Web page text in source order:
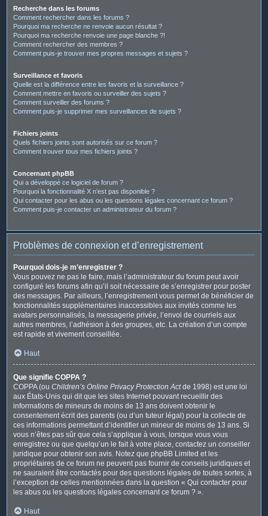
Recherche dans les forums
Comment rechercher dans les forums ?
Pourquoi ma recherche ne renvoie aucun résultat ?
Pourquoi ma recherche renvoie une page blanche ?!
Comment rechercher des membres ?
Comment puis-je trouver mes propres messages et sujets ?
Surveillance et favoris
Quelle est la différence entre les favoris et la surveillance ?
Comment mettre en favoris ou surveiller des sujets ?
Comment surveiller des forums ?
Comment puis-je supprimer mes surveillances de sujets ?
Fichiers joints
Quels fichiers joints sont autorisés sur ce forum ?
Comment trouver tous mes fichiers joints ?
Concernant phpBB
Qui a développé ce logiciel de forum ?
Pourquoi la fonctionnalité X n’est pas disponible ?
Qui contacter pour les abus ou les questions légales concernant ce forum ?
Comment puis-je contacter un administrateur du forum ?
Problèmes de connexion et d’enregistrement
Pourquoi dois-je m’enregistrer ?
Vous pouvez ne pas le faire, mais l’administrateur du forum peut avoir
configuré les forums afin qu’il soit nécessaire de s’enregistrer pour poster
des messages. Par ailleurs, l’enregistrement vous permet de bénéficier de
fonctionnalités supplémentaires inaccessibles aux invités comme les
avatars personnalisés, la messagerie privée, l’envoi de courriels aux
autres membres, l’adhésion à des groupes, etc. La création d’un compte
est rapide et vivement conseillée.
Haut
Que signifie COPPA ?
COPPA (ou Children’s Online Privacy Protection Actde 1998) est une loi
aux États-Unis qui dit que les sites Internet pouvant recueillir des
informations de mineurs de moins de 13 ans doivent obtenir le
consentement écrit des parents (ou d’un tuteur légal) pour la collecte de
ces informations permettant d’identifier un mineur de moins de 13 ans. Si
vous n’êtes pas sûr que cela s’applique à vous, lorsque vous vous
enregistrez ou que quelqu’un le fait à votre place, contactez un conseiller
juridique pour obtenir son avis. Notez que phpBB Limited et les
propriétaires de ce forum ne peuvent pas fournir de conseils juridiques et
ne sauraient être contactés pour des questions légales de toutes sortes, à
l’exception de celles mentionnées dans la question « Qui contacter pour
les abus ou les questions légales concernant ce forum ? ».
Haut